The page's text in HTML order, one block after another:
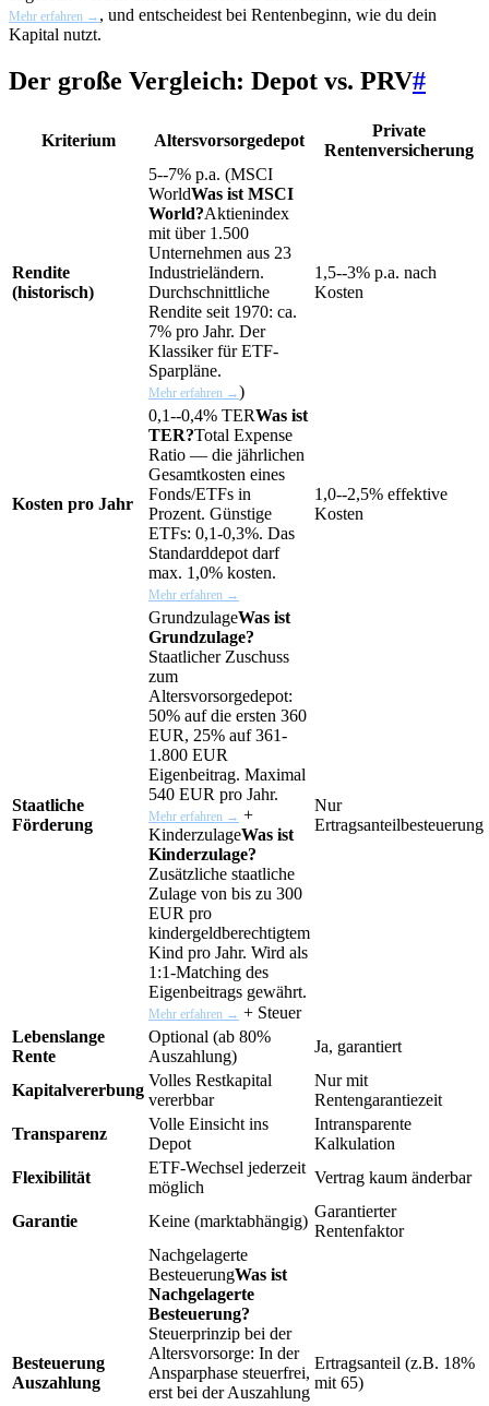
Mehr erfahren → , und entscheidest bei Rentenbeginn, wie du dein
Kapital nutzt.
Der große Vergleich: Depot vs. PRV#
Kriterium Altersvorsorgedepot
Private
Rentenversicherung
Rendite
(historisch)
5--7% p.a. (MSCI
WorldWas ist MSCI
World?Aktienindex
mit über 1.500
Unternehmen aus 23
Industrieländern.
Durchschnittliche
Rendite seit 1970: ca.
7% pro Jahr. Der
Klassiker für ETF-
Sparpläne.
Mehr erfahren →)
1,5--3% p.a. nach
Kosten
Kosten pro Jahr
0,1--0,4% TERWas ist
TER?Total Expense
Ratio — die jährlichen
Gesamtkosten eines
Fonds/ETFs in
Prozent. Günstige
ETFs: 0,1-0,3%. Das
Standarddepot darf
max. 1,0% kosten.
Mehr erfahren →
1,0--2,5% effektive
Kosten
Staatliche
Förderung
GrundzulageWas ist
Grundzulage?
Staatlicher Zuschuss
zum
Altersvorsorgedepot:
50% auf die ersten 360
EUR, 25% auf 361-
1.800 EUR
Eigenbeitrag. Maximal
540 EUR pro Jahr.
Mehr erfahren → +
KinderzulageWas ist
Kinderzulage?
Zusätzliche staatliche
Zulage von bis zu 300
EUR pro
kindergeldberechtigtem
Kind pro Jahr. Wird als
1:1-Matching des
Eigenbeitrags gewährt.
Mehr erfahren → + Steuer
Nur
Ertragsanteilbesteuerung
Lebenslange
Rente
Optional (ab 80%
Auszahlung)
Ja, garantiert
Kapitalvererbung
Volles Restkapital
vererbbar
Nur mit
Rentengarantiezeit
Transparenz
Volle Einsicht ins
Depot
Intransparente
Kalkulation
Flexibilität
ETF-Wechsel jederzeit
möglich
Vertrag kaum änderbar
Garantie Keine (marktabhängig)
Garantierter
Rentenfaktor
Besteuerung
Auszahlung
Nachgelagerte
BesteuerungWas ist
Nachgelagerte
Besteuerung?
Steuerprinzip bei der
Altersvorsorge: In der
Ansparphase steuerfrei,
erst bei der Auszahlung
Ertragsanteil (z.B. 18%
mit 65)